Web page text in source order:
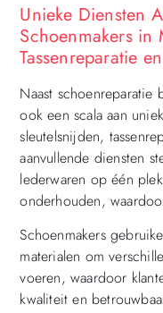
Unieke Diensten
Schoenmakers
Tassenreparatie
Naast
ook een scala aan
sleutelsnijden,
aanvullende diensten
lederwaren op één
onderhouden,
Schoenmakers
materialen om
voeren, waardoor
kwaliteit en